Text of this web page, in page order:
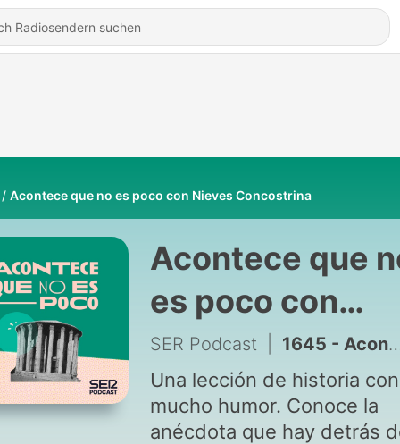
Acontece que no es poco con Nieves Concostrina
Acontece que
es poco con
Nieves
Concostrina
SER Podcast 1645 - Acontece que no es poco | En España no se juega
Una lección de historia con
mucho humor. Conoce la
anécdota que hay detrás